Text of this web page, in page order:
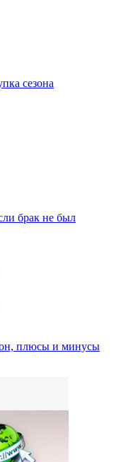
сезона
брак не был
плюсы и минусы